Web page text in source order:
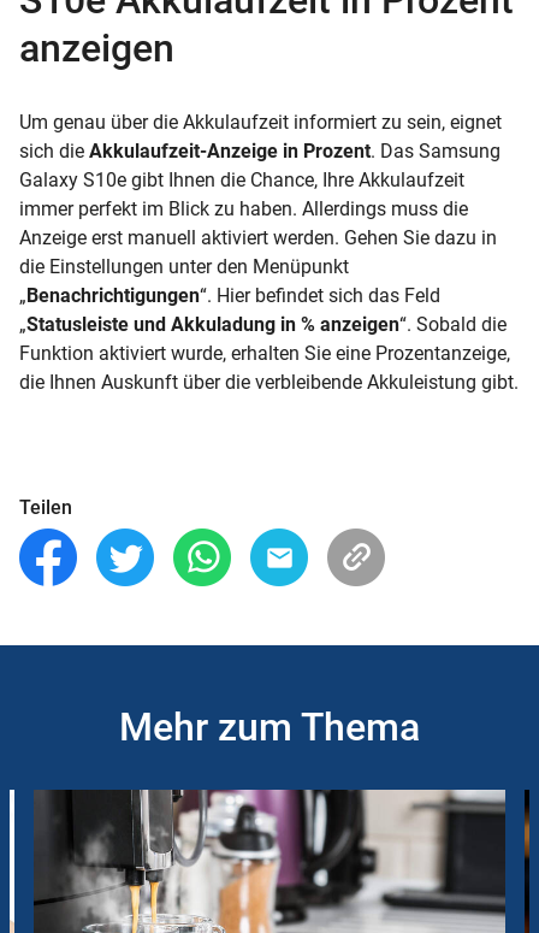
anzeigen
Um genau über die Akkulaufzeit informiert zu sein, eignet
sich die Akkulaufzeit-Anzeige in Prozent. Das Samsung
Galaxy S10e gibt Ihnen die Chance, Ihre Akkulaufzeit
immer perfekt im Blick zu haben. Allerdings muss die
Anzeige erst manuell aktiviert werden. Gehen Sie dazu in
die Einstellungen unter den Menüpunkt
„Benachrichtigungen“. Hier befindet sich das Feld
„Statusleiste und Akkuladung in % anzeigen“. Sobald die
Funktion aktiviert wurde, erhalten Sie eine Prozentanzeige,
die Ihnen Auskunft über die verbleibende Akkuleistung gibt.
Teilen
Mehr zum Thema